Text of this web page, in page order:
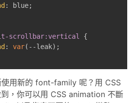
: blue;
scrollbar:vertical
{
: var( --leak) ;
使用新的 font-family 呢？用 CSS
，你可以用 CSS animation 不斷